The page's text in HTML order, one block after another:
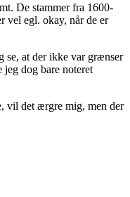
De stammer fra 1600-
vel egl. okay, når de er
se, at der ikke var grænser
dog bare noteret
vil det ærgre mig, men der